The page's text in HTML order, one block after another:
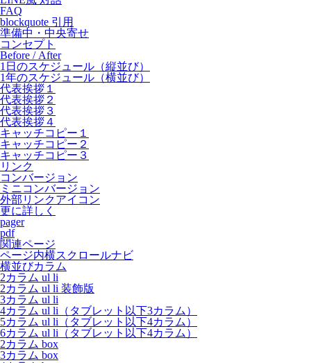
FAQ
blockquote 引用
準備中・中央寄せ
コンセプト
Before / After
1日のスケジュール（縦並び）
1年のスケジュール（横並び）
代表挨拶１
代表挨拶２
代表挨拶３
代表挨拶４
キャッチコピー１
キャッチコピー２
キャッチコピー３
リンク
コンバージョン
ミニコンバージョン
外部リンクアイコン
更に詳しく
pager
pdf
関連ページ
ページ内横スクロールナビ
横並びカラム
2カラム ul li
2カラム ul li 装飾版
3カラム ul li
4カラム ul li（タブレット以下3カラム）
5カラム ul li（タブレット以下4カラム）
6カラム ul li（タブレット以下4カラム）
2カラム box
3カラム box